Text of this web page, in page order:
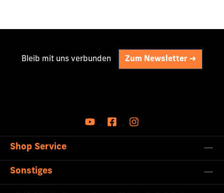
Bleib mit uns verbunden Zum Newsletter ->
Shop Service
Sonstiges